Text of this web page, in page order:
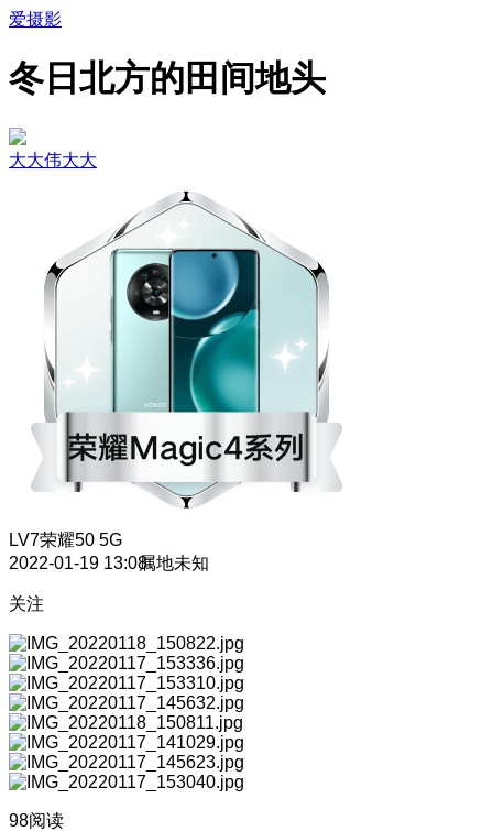
爱摄影
冬日北方的田间地头
大大伟大大
LV7荣耀50 5G
2022-01-19 13:08属地未知
关注
98阅读